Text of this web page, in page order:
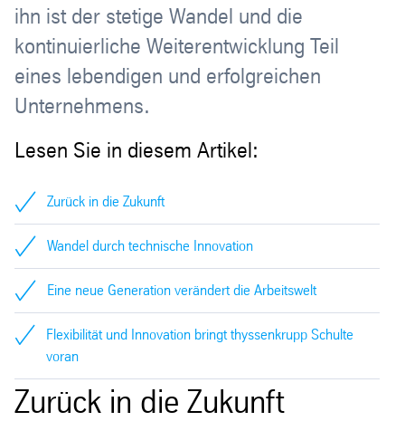
ihn ist der stetige Wandel und die
kontinuierliche Weiterentwicklung Teil
eines lebendigen und erfolgreichen
Unternehmens.
Lesen Sie in diesem Artikel:
Zurück in die Zukunft
Wandel durch technische Innovation
Eine neue Generation verändert die Arbeitswelt
Flexibilität und Innovation bringt thyssenkrupp Schulte
voran
Zurück in die Zukunft